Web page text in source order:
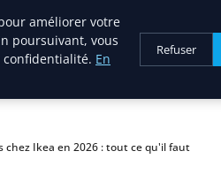
chez Ikea en 2026 : tout ce qu'il faut
améliorer votre
poursuivant, vous
En
Refuser